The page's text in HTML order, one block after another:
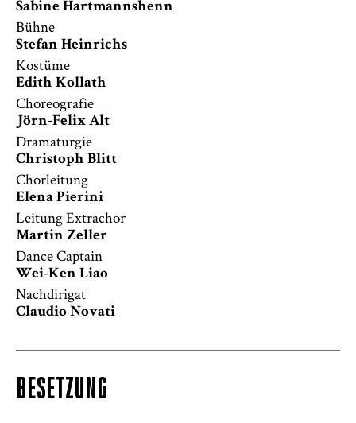
Sabine Hartmannshenn
Bühne
Stefan Heinrichs
Kostüme
Edith Kollath
Choreografie
Jörn-Felix Alt
Dramaturgie
Christoph Blitt
Chorleitung
Elena Pierini
Leitung Extrachor
Martin Zeller
Dance Captain
Wei-Ken Liao
Nachdirigat
Claudio Novati
BESETZUNG